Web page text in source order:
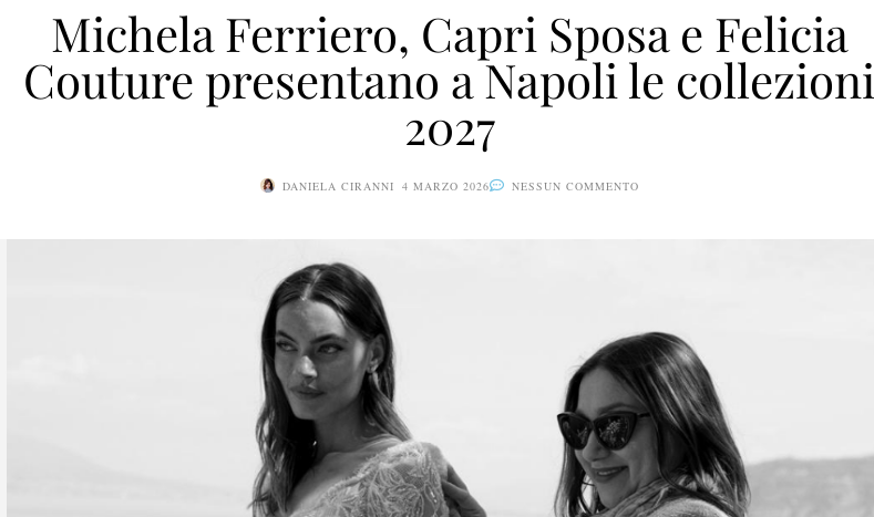
Michela Ferriero, Capri Sposa e Felicia
Couture presentano a Napoli le collezioni
2027
DANIELA CIRANNI 4 MARZO 2026 NESSUN COMMENTO